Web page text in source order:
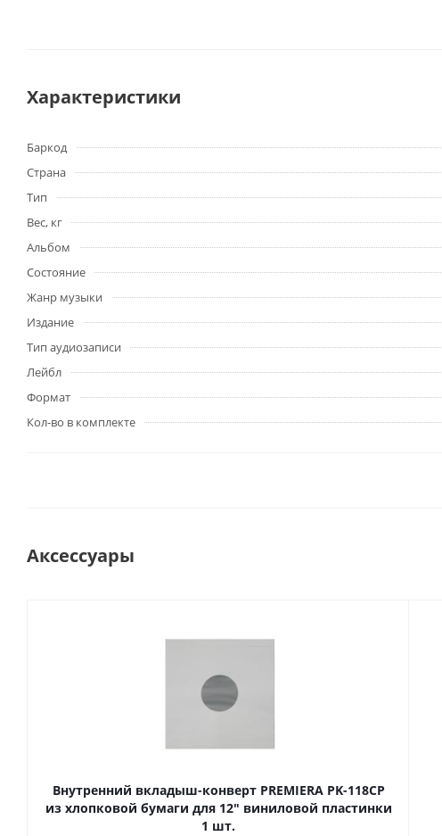
Характеристики
Баркод
Страна
Тип
Вес, кг
Альбом
Состояние
Жанр музыки
Издание
Тип аудиозаписи
Лейбл
Формат
Кол-во в комплекте
Аксессуары
Внутренний вкладыш-конверт PREMIERA PK-118CP
из хлопковой бумаги для 12" виниловой пластинки
1 шт.